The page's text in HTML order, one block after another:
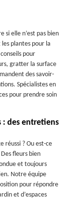
si elle n’est pas bien
plantes pour la
pour
gratter la surface
des savoir-
Spécialistes en
pour prendre soin
: des entretiens
réussi ? Ou est-ce
fleurs bien
et toujours
Notre équipe
pour répondre
et d’espaces